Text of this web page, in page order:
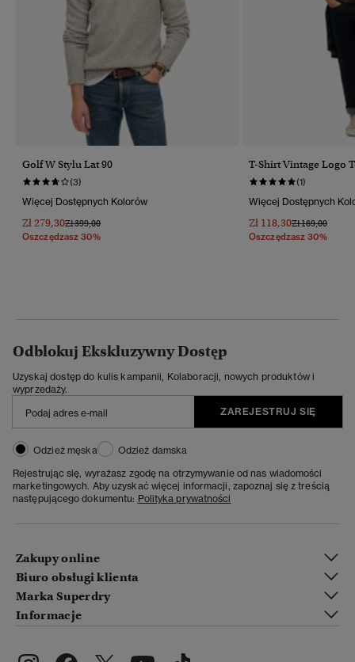
Golf W Stylu Lat 90
(3)
Więcej Dostępnych Kolorów
Zł 279,30Cena Obniżona Od
Zł 399,00Do
Oszczędzasz 30%
T-Shirt Vintage Logo
(1)
Więcej Dostępnych
Zł 118,30Cena
Zł 169,00Do
Oszczędzasz 30%
Odblokuj Ekskluzywny Dostęp
Uzyskaj dostęp do kulis kampanii, Kolaboracji, nowych produktów i
wyprzedaży.
ZAREJESTRUJ SIĘ
Odzież męska
Odzież damska
Rejestrując się, wyrażasz zgodę na otrzymywanie od nas wiadomości
marketingowych. Aby uzyskać więcej informacji, zapoznaj się z treścią
następującego dokumentu: Polityka prywatności
Zakupy online
Biuro obsługi klienta
Marka Superdry
Informacje